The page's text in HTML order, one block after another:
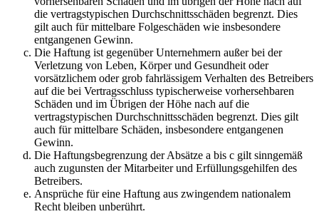
die vertragstypischen Durchschnittsschäden begrenzt. Dies
gilt auch für mittelbare Folgeschäden wie insbesondere
entgangenen Gewinn.
Die Haftung ist gegenüber Unternehmern außer bei der
Verletzung von Leben, Körper und Gesundheit oder
vorsätzlichem oder grob fahrlässigem Verhalten des Betreibers
auf die bei Vertragsschluss typischerweise vorhersehbaren
Schäden und im Übrigen der Höhe nach auf die
vertragstypischen Durchschnittsschäden begrenzt. Dies gilt
auch für mittelbare Schäden, insbesondere entgangenen
Gewinn.
Die Haftungsbegrenzung der Absätze a bis c gilt sinngemäß
auch zugunsten der Mitarbeiter und Erfüllungsgehilfen des
Betreibers.
Ansprüche für eine Haftung aus zwingendem nationalem
Recht bleiben unberührt.